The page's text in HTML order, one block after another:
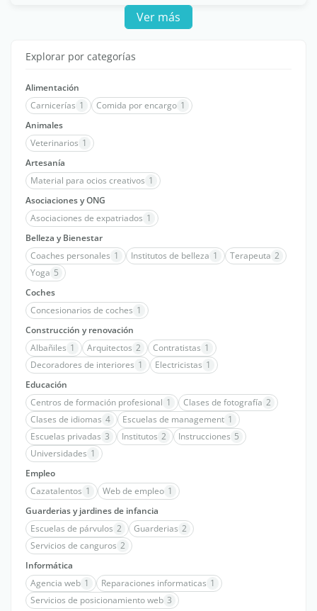
Ver más
Explorar por categorías
Alimentación
Carnicerías 1 Comida por encargo 1
Animales
Veterinarios 1
Artesanía
Material para ocios creativos 1
Asociaciones y ONG
Asociaciones de expatriados 1
Belleza y Bienestar
Coaches personales 1 Institutos de belleza 1 Terapeuta 2
Yoga 5
Coches
Concesionarios de coches 1
Construcción y renovación
Albañiles 1 Arquitectos 2 Contratistas 1
Decoradores de interiores 1 Electricistas 1
Educación
Centros de formación profesional 1 Clases de fotografía 2
Clases de idiomas 4 Escuelas de management 1
Escuelas privadas 3 Institutos 2 Instrucciones 5
Universidades 1
Empleo
Cazatalentos 1 Web de empleo 1
Guarderias y jardines de infancia
Escuelas de párvulos 2 Guarderias 2
Servicios de canguros 2
Informática
Agencia web 1 Reparaciones informaticas 1
Servicios de posicionamiento web 3